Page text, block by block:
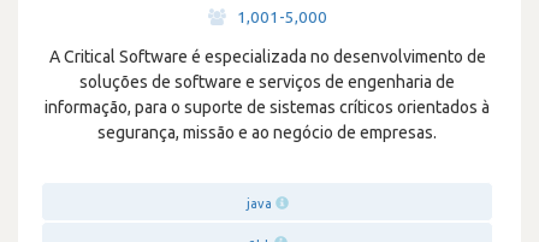
1,001-5,000
A Critical Software é especializada no desenvolvimento de
soluções de software e serviços de engenharia de
informação, para o suporte de sistemas críticos orientados à
segurança, missão e ao negócio de empresas.
java